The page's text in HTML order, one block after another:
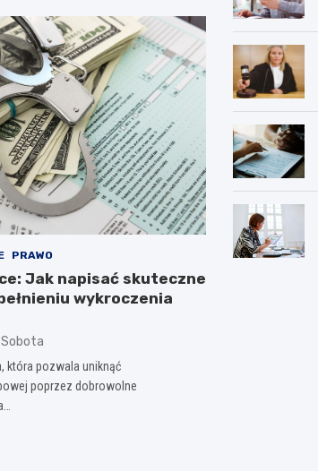
PRAWO
Jak napisać skuteczne
wykroczenia
która pozwala uniknąć
poprzez dobrowolne